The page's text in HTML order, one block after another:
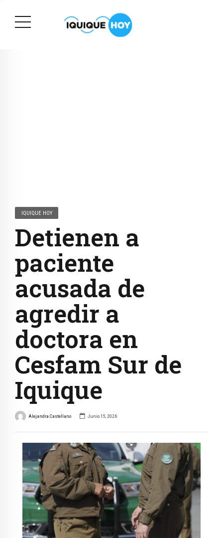
IQUIQUE HOY
Detienen a
paciente
acusada de
agredir a
doctora en
Cesfam Sur de
Iquique
Alejandra Castellano Junio 15, 2026